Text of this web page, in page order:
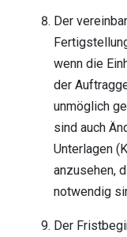
Der
wenn die
der
unmöglich
sind auch
Unterlagen
anzusehen,
notwendig
Der